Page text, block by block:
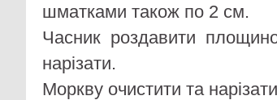
шматками також по 2 см.
Часник роздавити
нарізати.
Моркву очистити та